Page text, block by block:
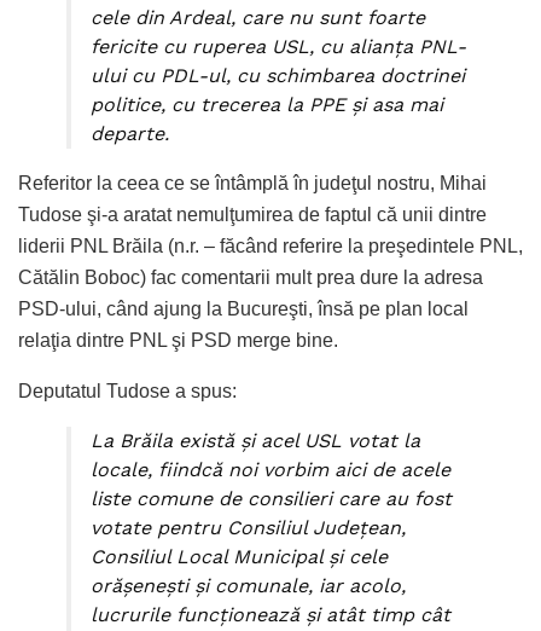
cele din Ardeal, care nu sunt foarte
fericite cu ruperea USL, cu alianţa PNL-
ului cu PDL-ul, cu schimbarea doctrinei
politice, cu trecerea la PPE şi asa mai
departe.
Referitor la ceea ce se întâmplă în judeţul nostru, Mihai
Tudose şi-a aratat nemulţumirea de faptul că unii dintre
liderii PNL Brăila (n.r. – făcând referire la preşedintele PNL,
Cătălin Boboc) fac comentarii mult prea dure la adresa
PSD-ului, când ajung la Bucureşti, însă pe plan local
relaţia dintre PNL şi PSD merge bine.
Deputatul Tudose a spus:
La Brăila există şi acel USL votat la
locale, fiindcă noi vorbim aici de acele
liste comune de consilieri care au fost
votate pentru Consiliul Judeţean,
Consiliul Local Municipal şi cele
orăşeneşti şi comunale, iar acolo,
lucrurile funcţionează şi atât timp cât